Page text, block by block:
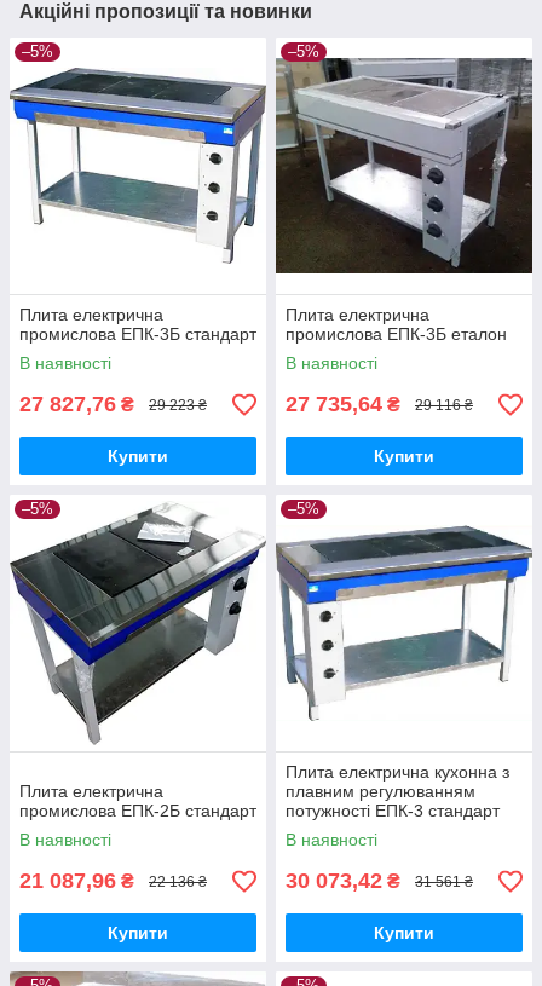
Акційні пропозиції та новинки
–5%
Плита електрична
промислова ЕПК-3Б стандарт
В наявності
27 827,76 ₴ 29 223 ₴
Купити
–5%
Плита електрична
промислова ЕПК-3Б еталон
В наявності
27 735,64 ₴ 29 116 ₴
Купити
–5%
Плита електрична
промислова ЕПК-2Б стандарт
В наявності
21 087,96 ₴ 22 136 ₴
Купити
–5%
Плита електрична кухонна з
плавним регулюванням
потужності ЕПК-3 стандарт
В наявності
30 073,42 ₴ 31 561 ₴
Купити